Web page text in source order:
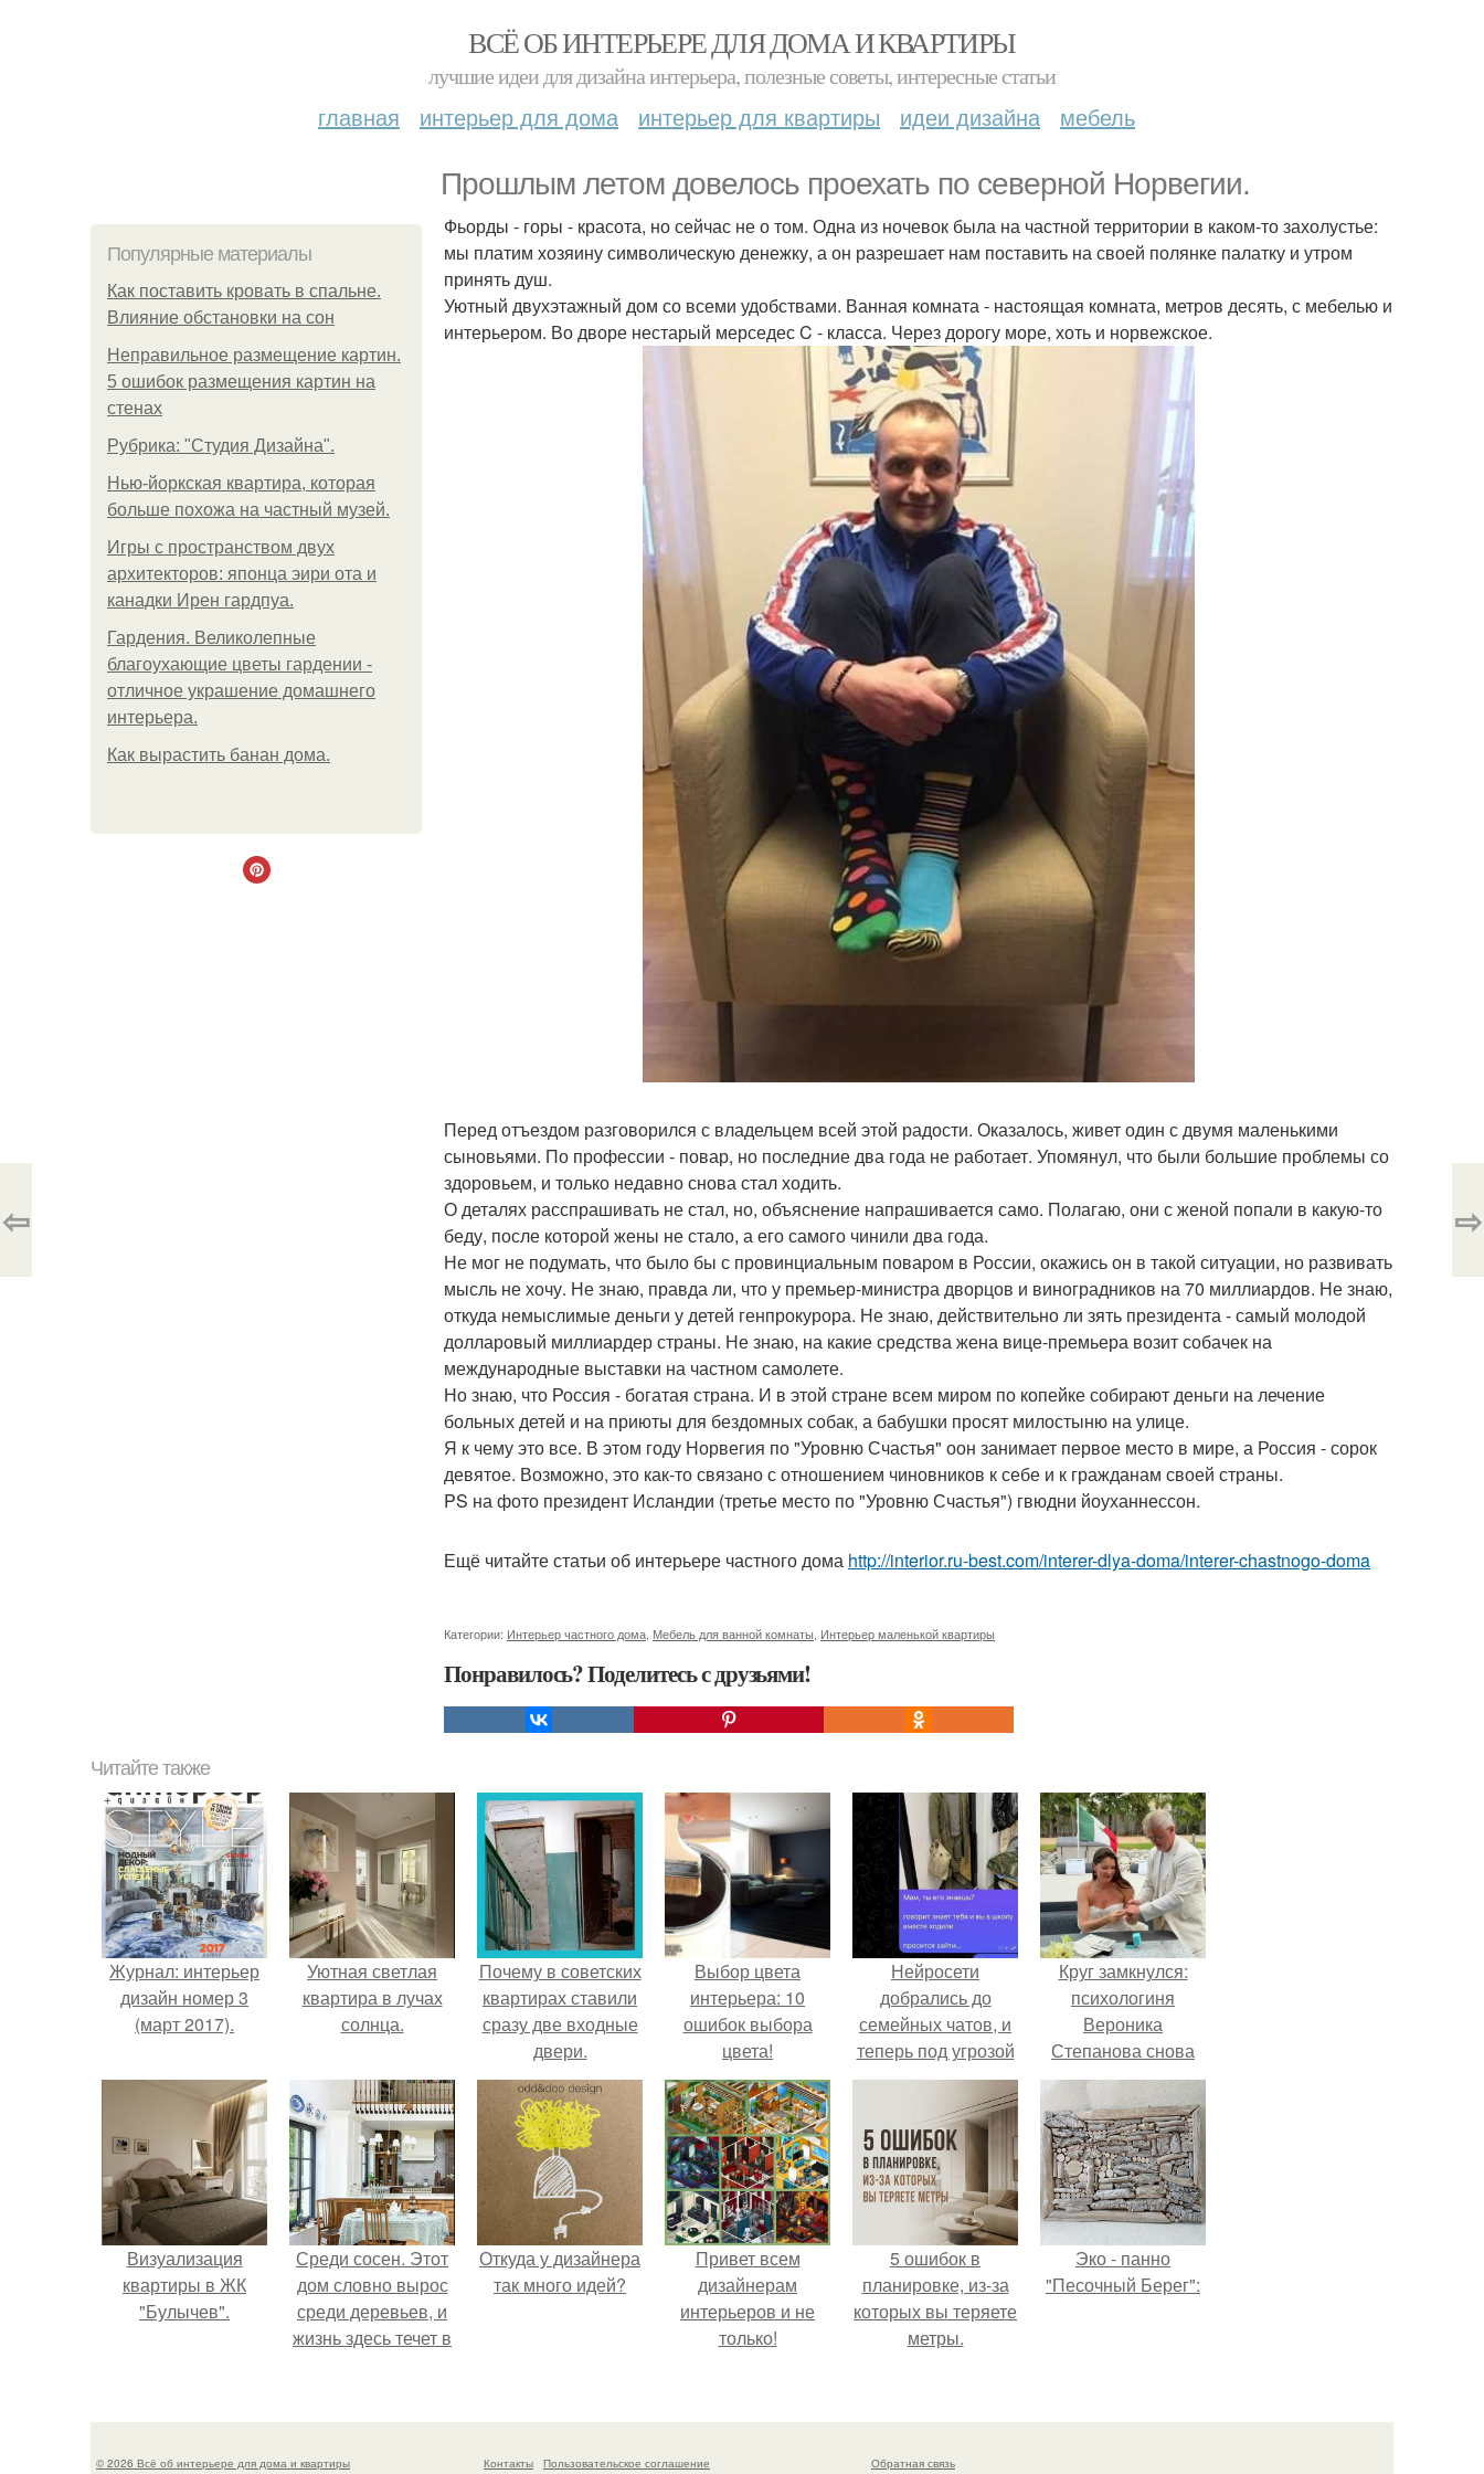
ВСЁ ОБ ИНТЕРЬЕРЕ ДЛЯ ДОМА И КВАРТИРЫ
лучшие идеи для дизайна интерьера, полезные советы, интересные статьи
главная интерьер для дома интерьер для квартиры идеи дизайна мебель
Прошлым летом довелось проехать по северной Норвегии.
Популярные материалы
Как поставить кровать в спальне.
Влияние обстановки на сон
Неправильное размещение картин.
5 ошибок размещения картин на
стенах
Рубрика: "Студия Дизайна".
Нью-йоркская квартира, которая
больше похожа на частный музей.
Игры с пространством двух
архитекторов: японца эири ота и
канадки Ирен гардпуа.
Гардения. Великолепные
благоухающие цветы гардении -
отличное украшение домашнего
интерьера.
Как вырастить банан дома.
Фьорды - горы - красота, но сейчас не о том. Одна из ночевок была на частной территории в каком-то захолустье:
мы платим хозяину символическую денежку, а он разрешает нам поставить на своей полянке палатку и утром
принять душ.
Уютный двухэтажный дом со всеми удобствами. Ванная комната - настоящая комната, метров десять, с мебелью и
интерьером. Во дворе нестарый мерседес C - класса. Через дорогу море, хоть и норвежское.
Перед отъездом разговорился с владельцем всей этой радости. Оказалось, живет один с двумя маленькими
сыновьями. По профессии - повар, но последние два года не работает. Упомянул, что были большие проблемы со
здоровьем, и только недавно снова стал ходить.
О деталях расспрашивать не стал, но, объяснение напрашивается само. Полагаю, они с женой попали в какую-то
беду, после которой жены не стало, а его самого чинили два года.
Не мог не подумать, что было бы с провинциальным поваром в России, окажись он в такой ситуации, но развивать
мысль не хочу. Не знаю, правда ли, что у премьер-министра дворцов и виноградников на 70 миллиардов. Не знаю,
откуда немыслимые деньги у детей генпрокурора. Не знаю, действительно ли зять президента - самый молодой
долларовый миллиардер страны. Не знаю, на какие средства жена вице-премьера возит собачек на
международные выставки на частном самолете.
Но знаю, что Россия - богатая страна. И в этой стране всем миром по копейке собирают деньги на лечение
больных детей и на приюты для бездомных собак, а бабушки просят милостыню на улице.
Я к чему это все. В этом году Норвегия по "Уровню Счастья" оон занимает первое место в мире, а Россия - сорок
девятое. Возможно, это как-то связано с отношением чиновников к себе и к гражданам своей страны.
PS на фото президент Исландии (третье место по "Уровню Счастья") гвюдни йоуханнессон.
Ещё читайте статьи об интерьере частного дома http://interior.ru-best.com/interer-dlya-doma/interer-chastnogo-doma
Категории: Интерьер частного дома Мебель для ванной комнаты Интерьер маленькой квартиры
Понравилось? Поделитесь с друзьями!
⇦ ⇨
Читайте также
Журнал: интерьер
дизайн номер 3
(март 2017).
Уютная светлая
квартира в лучах
солнца.
Почему в советских
квартирах ставили
сразу две входные
двери.
Выбор цвета
интерьера: 10
ошибок выбора
цвета!
Нейросети
добрались до
семейных чатов, и
теперь под угрозой
мамины нервы.
Круг замкнулся:
психологиня
Вероника
Степанова снова
вышла замуж за
собственного
бывшего мужа.
Визуализация
квартиры в ЖК
"Булычев".
Среди сосен. Этот
дом словно вырос
среди деревьев, и
жизнь здесь течет в
спешки и лишнего
Откуда у дизайнера
так много идей?
Привет всем
дизайнерам
интерьеров и не
только!
5 ошибок в
планировке, из-за
которых вы теряете
метры.
Эко - панно
"Песочный Берег":
© 2026 Всё об интерьере для дома и квартиры Контакты Пользовательское соглашение Обратная связь